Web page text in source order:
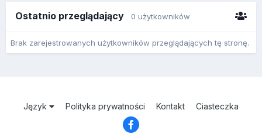
Ostatnio przeglądający 0 użytkowników
Brak zarejestrowanych użytkowników przeglądających tę stronę.
Język Polityka prywatności Kontakt Ciasteczka